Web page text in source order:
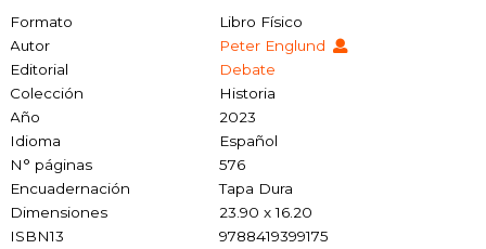
Formato
Libro Físico
Autor
Peter Englund
Editorial
Debate
Colección
Historia
Año
2023
Idioma
Español
N° páginas
576
Encuadernación
Tapa Dura
Dimensiones
23.90 x 16.20
ISBN13
9788419399175